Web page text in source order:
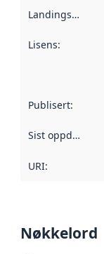
Landingsside
Lisens:
Publisert:
Sist oppdatert
URI:
Nøkkelord